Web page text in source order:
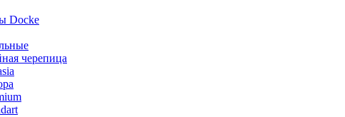
Docke
черепица